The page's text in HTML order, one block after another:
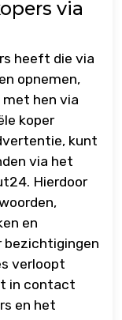
via
heeft die via
opnemen,
hen via
koper
kunt
via het
Hierdoor
en
bezichtigingen
verloopt
in contact
en het